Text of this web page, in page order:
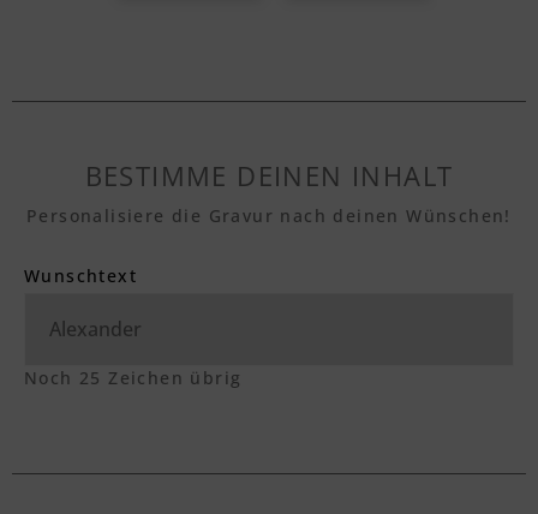
BESTIMME DEINEN INHALT
Personalisiere die Gravur nach deinen Wünschen!
Wunschtext
Noch 25 Zeichen übrig